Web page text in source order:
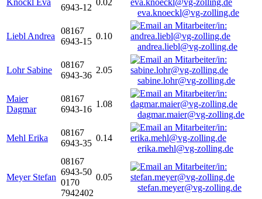
Knöckl Eva
6943-12
0.02
eva.knoeckl@vg-zolling.de
Liebl Andrea
08167
6943-15
0.10
andrea.liebl@vg-zolling.de
Lohr Sabine
08167
6943-36
2.05
sabine.lohr@vg-zolling.de
Maier
Dagmar
08167
6943-16
1.08
dagmar.maier@vg-zolling.de
Mehl Erika
08167
6943-35
0.14
erika.mehl@vg-zolling.de
Meyer Stefan
08167
6943-50
0170
7942402
0.05
stefan.meyer@vg-zolling.de